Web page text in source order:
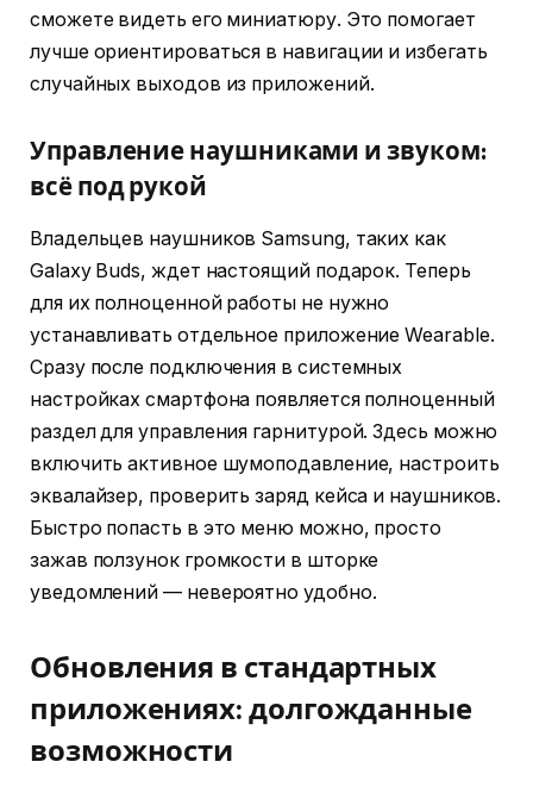
сможете видеть его миниатюру. Это помогает
лучше ориентироваться в навигации и избегать
случайных выходов из приложений.
Управление наушниками и звуком:
всё под рукой
Владельцев наушников Samsung, таких как
Galaxy Buds, ждет настоящий подарок. Теперь
для их полноценной работы не нужно
устанавливать отдельное приложение Wearable.
Сразу после подключения в системных
настройках смартфона появляется полноценный
раздел для управления гарнитурой. Здесь можно
включить активное шумоподавление, настроить
эквалайзер, проверить заряд кейса и наушников.
Быстро попасть в это меню можно, просто
зажав ползунок громкости в шторке
уведомлений — невероятно удобно.
Обновления в стандартных
приложениях: долгожданные
возможности